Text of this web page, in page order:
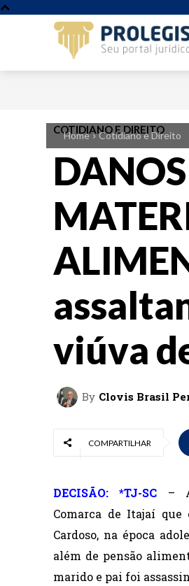
Home Cotidiano e Direito
COTIDIANO E DIREITO
viúva
By Clovis Brasil
COMPARTILHAR
DECISÃO: *TJ-SC –
Comarca de Itajaí
Cardoso, na época
além de pensão
marido e pai foi